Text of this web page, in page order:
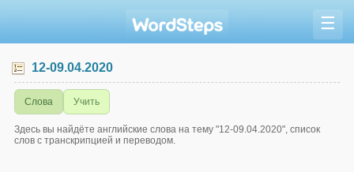
☰
12-09.04.2020
Слова Учить
Здесь вы найдёте английские слова на тему "12-09.04.2020", список
слов с транскрипцией и переводом.